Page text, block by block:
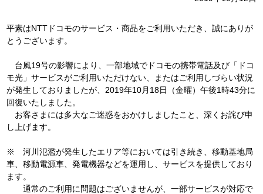
平素はNTTドコモのサービス・商品をご利用いただき、誠にありが
とうございます。
台風19号の影響により、一部地域でドコモの携帯電話及び「ドコ
モ光」サービスがご利用いただけない、またはご利用しづらい状況
が発生しておりましたが、2019年10月18日（金曜）午後1時43分に
回復いたしました。
お客さまには多大なご迷惑をおかけしましたこと、深くお詫び申
し上げます。
※ 河川氾濫が発生したエリア等においては引き続き、移動基地局
車、移動電源車、発電機器などを運用し、サービスを提供しており
ます。
通常のご利用に問題はございませんが、一部サービスが対応で